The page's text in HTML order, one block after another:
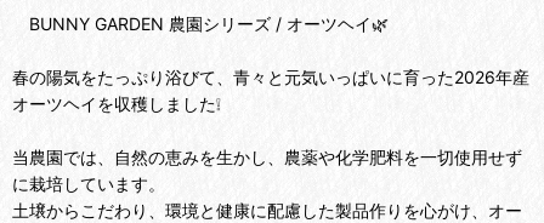
BUNNY GARDEN 農園シリーズ / オーツヘイ🌿
春の陽気をたっぷり浴びて、青々と元気いっぱいに育った2026年産
オーツヘイを収穫しました❕
当農園では、自然の恵みを生かし、農薬や化学肥料を一切使用せず
に栽培しています。
土壌からこだわり、環境と健康に配慮した製品作りを心がけ、オー